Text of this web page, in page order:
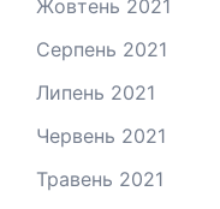
Жовтень 2021
Серпень 2021
Липень 2021
Червень 2021
Травень 2021